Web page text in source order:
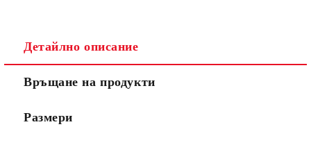
Детайлно описание
Връщане на продукти
Размери